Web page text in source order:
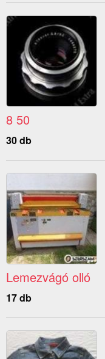
8 50
30 db
Lemezvágó olló
17 db